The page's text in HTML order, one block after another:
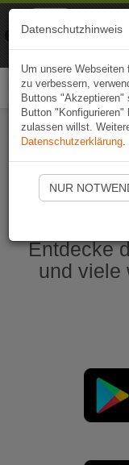
Entdecke
und viele
Datenschutzhinweis
Um unsere
zu verbessern,
Buttons "Akzeptieren"
Button
zulassen willst.
Datenschutzerklärung.
NUR
Naviki